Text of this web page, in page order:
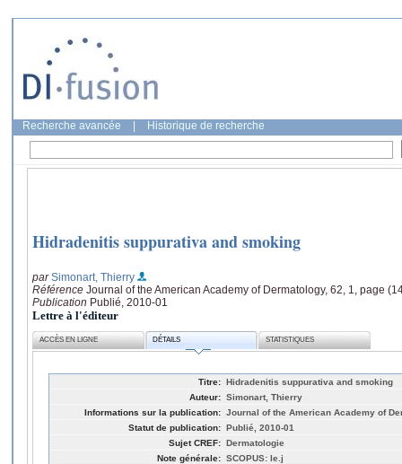
Recherche avancée Historique de recherche
Hidradenitis suppurativa and smoking
parSimonart, Thierry
Référence Journal of the American Academy of Dermatology, 62, 1, page
Publication Publié, 2010-01
Lettre à l'éditeur
ACCÈS EN LIGNE DÉTAILS STATISTIQUES
Titre: Hidradenitis suppurativa and smoking
Auteur: Simonart, Thierry
Informations sur la publication: Journal of the American Academy of
Statut de publication: Publié, 2010-01
Sujet CREF: Dermatologie
Note générale: SCOPUS: le.j